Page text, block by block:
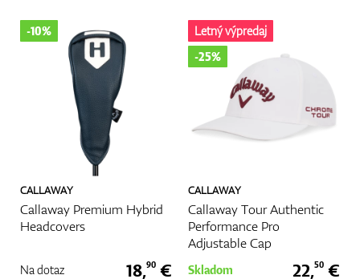
CALLAWAY
Callaway Premium Hybrid
Headcovers
-10%
Na dotaz 18,90 €
CALLAWAY
Callaway Tour Authentic
Performance Pro
Adjustable Cap
Letný výpredaj
-25%
Skladom 22,50 €